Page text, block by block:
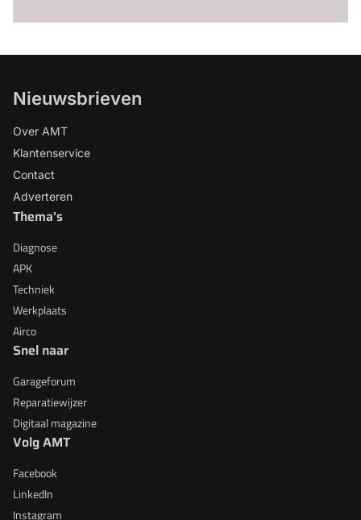
Nieuwsbrieven
Over AMT
Klantenservice
Contact
Adverteren
Thema's
Diagnose
APK
Techniek
Werkplaats
Airco
Snel naar
Garageforum
Reparatiewijzer
Digitaal magazine
Volg AMT
Facebook
LinkedIn
Instagram